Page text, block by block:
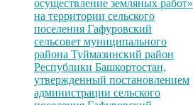
осуществление земляных работ»
на территории сельского
поселения Гафуровский
сельсовет муниципального
района Туймазинский район
Республики Башкортостан,
утвержденный постановлением
администрации сельского